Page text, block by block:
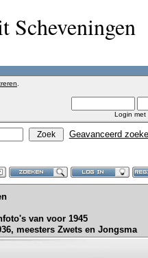
Scheveningen
Login met
Geavanceerd
van voor 1945
meesters Zwets en Jongsma